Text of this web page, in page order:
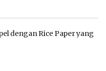
dengan Rice Paper yang